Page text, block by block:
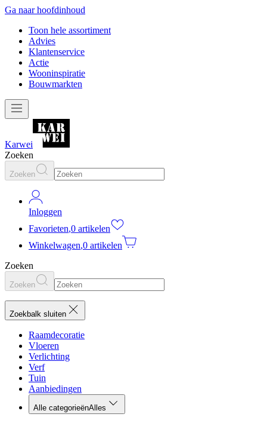
Ga naar hoofdinhoud
Toon hele assortiment
Advies
Klantenservice
Actie
Wooninspiratie
Bouwmarkten
Karwei
Zoeken
Zoeken
Inloggen
Favorieten,0 artikelen
Winkelwagen,0 artikelen
Zoeken
Zoeken
Zoekbalk sluiten
Raamdecoratie
Vloeren
Verlichting
Verf
Tuin
Aanbiedingen
Alle categorieënAlles